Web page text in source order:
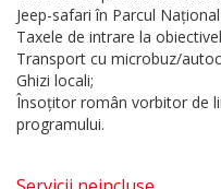
Jeep-safari în Parcul Național
Taxele de intrare la
Transport cu microbuz/
Ghizi locali;
Însoțitor român vorbitor de
programului.